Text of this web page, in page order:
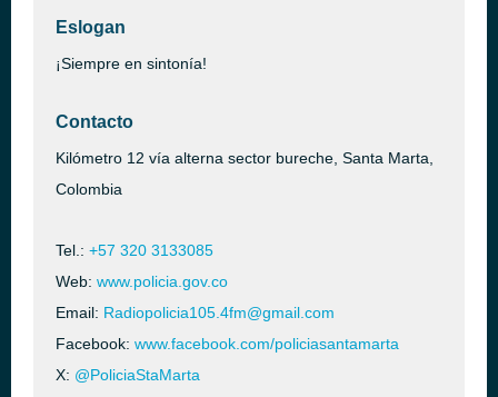
Eslogan
¡Siempre en sintonía!
Contacto
Kilómetro 12 vía alterna sector bureche, Santa Marta,
Colombia
Tel.: +57 320 3133085
Web: www.policia.gov.co
Email: Radiopolicia105.4fm@gmail.com
Facebook: www.facebook.com/policiasantamarta
X: @PoliciaStaMarta